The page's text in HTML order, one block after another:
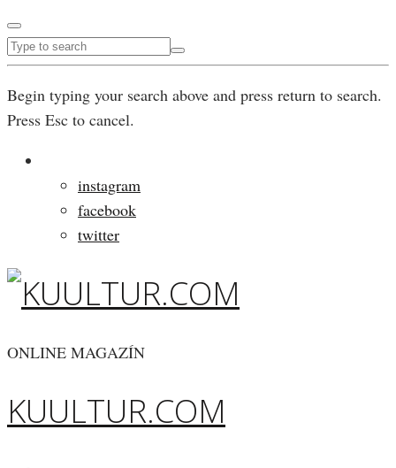
Begin typing your search above and press return to search.
Press Esc to cancel.
instagram
facebook
twitter
ONLINE MAGAZÍN
KUULTUR.COM